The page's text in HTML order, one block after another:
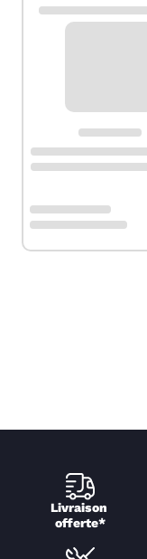
Livraison
offerte*